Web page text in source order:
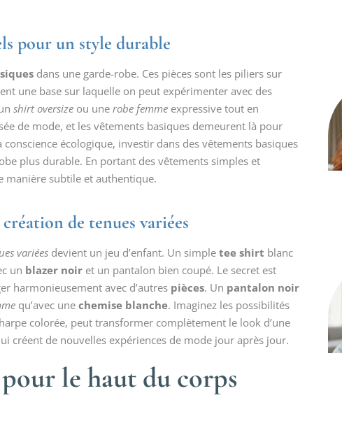
pour un style durable
dans une garde-robe. Ces pièces sont les piliers sur
une base sur laquelle on peut expérimenter avec des
shirt oversize ou une robe femme expressive tout en
de mode, et les vêtements basiques demeurent là pour
écologique, investir dans des vêtements basiques
plus durable. En portant des vêtements simples et
manière subtile et authentique.
de tenues variées
variées devient un jeu d’enfant. Un simple tee shirt blanc
un blazer noir et un pantalon bien coupé. Le secret est
harmonieusement avec d’autres pièces. Un pantalon noir
qu’avec une chemise blanche. Imaginez les possibilités
colorée, peut transformer complètement le look d’une
créent de nouvelles expériences de mode jour après jour.
le haut du corps